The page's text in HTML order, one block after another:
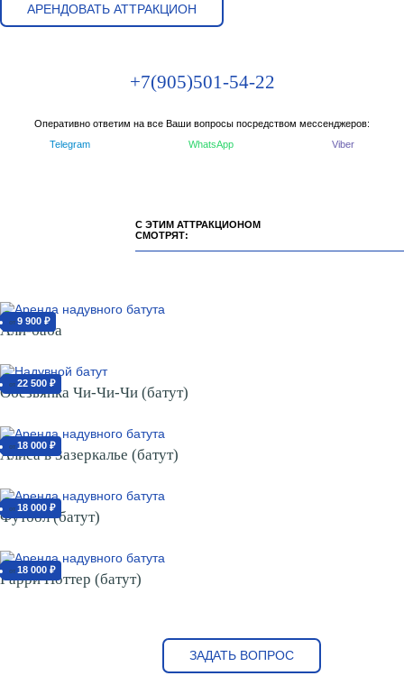
АРЕНДОВАТЬ АТТРАКЦИОН
+7(905)501-54-22
Оперативно ответим на все Ваши вопросы посредством мессенджеров:
Telegram
WhatsApp Viber
С ЭТИМ АТТРАКЦИОНОМ
СМОТРЯТ:
от 9 900 ₽
Али-баба
от 22 500 ₽
Обезьянка Чи-Чи-Чи (батут)
от 18 000 ₽
Алиса в Зазеркалье (батут)
от 18 000 ₽
Футбол (батут)
от 18 000 ₽
Гарри Поттер (батут)
ЗАДАТЬ ВОПРОС